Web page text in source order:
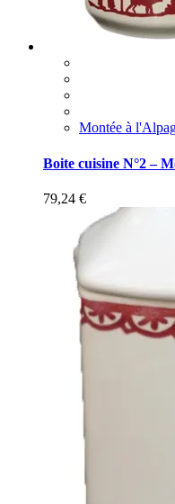
Montée à
Boite cuisine N°2 –
79,24 €